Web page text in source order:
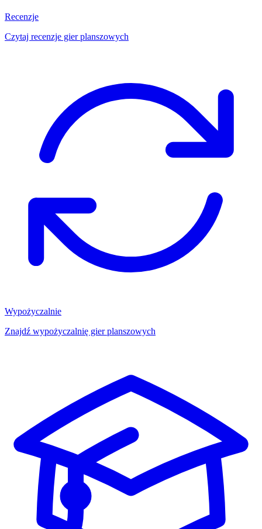
Recenzje
Czytaj recenzje gier planszowych
Wypożyczalnie
Znajdź wypożyczalnię gier planszowych